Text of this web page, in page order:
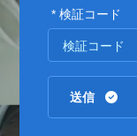
* 検証コード
送信